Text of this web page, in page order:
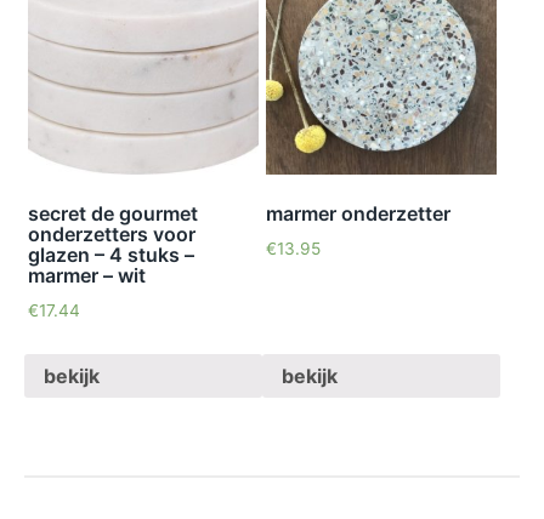
secret de gourmet
onderzetters voor
glazen – 4 stuks –
marmer – wit
€17.44
bekijk
marmer onderzetter
€13.95
bekijk